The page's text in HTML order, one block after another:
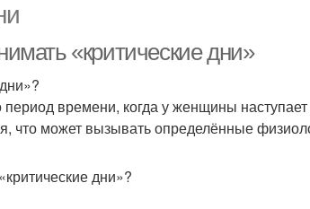
«критические дни»
период времени, когда у женщины
что может вызывать определённые
дни»?